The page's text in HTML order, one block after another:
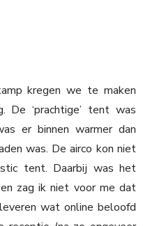
kregen we te maken
‘prachtige’ tent was
er binnen warmer dan
was. De airco kon niet
tent. Daarbij was het
zag ik niet voor me dat
wat online beloofd